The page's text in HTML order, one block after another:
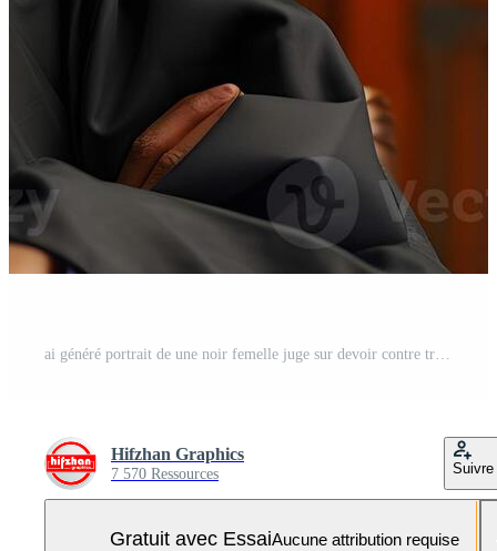
ai généré portrait de une noir femelle juge sur devoir contre tribunal atmosphère arrière-plan, Contexte image, génératif ai Photo Pro
Hifzhan Graphics
7 570 Ressources Suivre
Gratuit avec EssaiAucune attribution requise